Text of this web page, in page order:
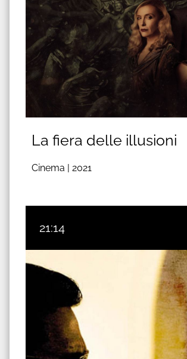
La fiera delle illusioni
Cinema | 2021
21:14